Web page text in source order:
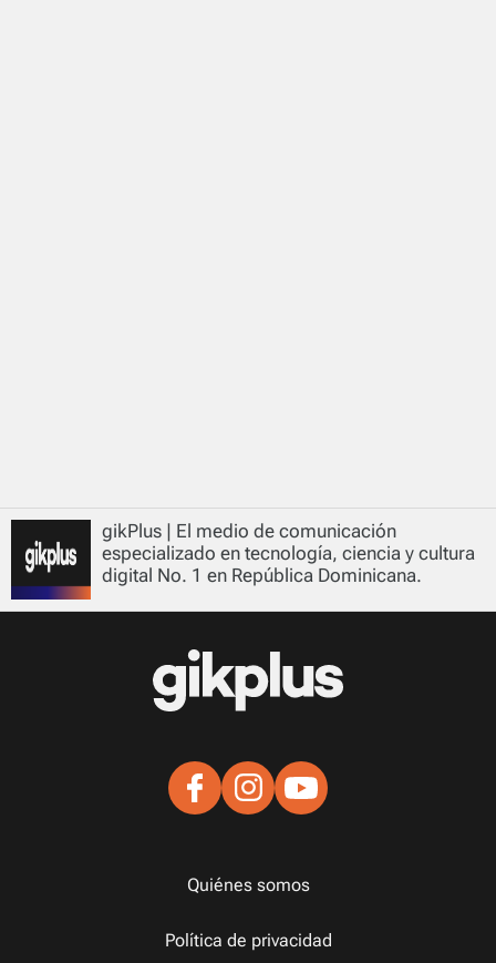
gikPlus | El medio de comunicación
especializado en tecnología, ciencia y cultura
digital No. 1 en República Dominicana.
Quiénes somos
Política de privacidad